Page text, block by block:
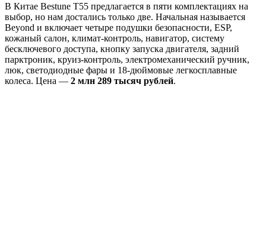
В Китае Bestune T55 предлагается в пяти комплектациях на
выбор, но нам достались только две. Начальная называется
Beyond и включает четыре подушки безопасности, ESP,
кожаный салон, климат-контроль, навигатор, систему
бесключевого доступа, кнопку запуска двигателя, задний
парктроник, круиз-контроль, электромеханический ручник,
люк, светодиодные фары и 18-дюймовые легкосплавные
колеса. Цена — 2 млн 289 тысяч рублей.